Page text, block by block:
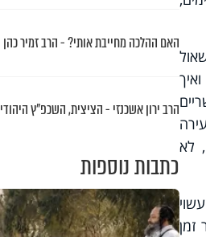
לא
זמן
האם ההלכה מחייבת אותי? - הרב זמיר כהן
הרב ירון אשכנזי - הציצית, השכפ"ץ היהודי
כתבות נוספות